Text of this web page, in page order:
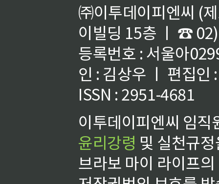
㈜이투데이피엔씨 (
이빌딩 15층 ㅣ ☎
등록번호 : 서울아
인 : 김상우 ㅣ 편집인
ISSN : 2951-4681
이투데이피엔씨 임
윤리강령 및 실천규
브라보 마이 라이프